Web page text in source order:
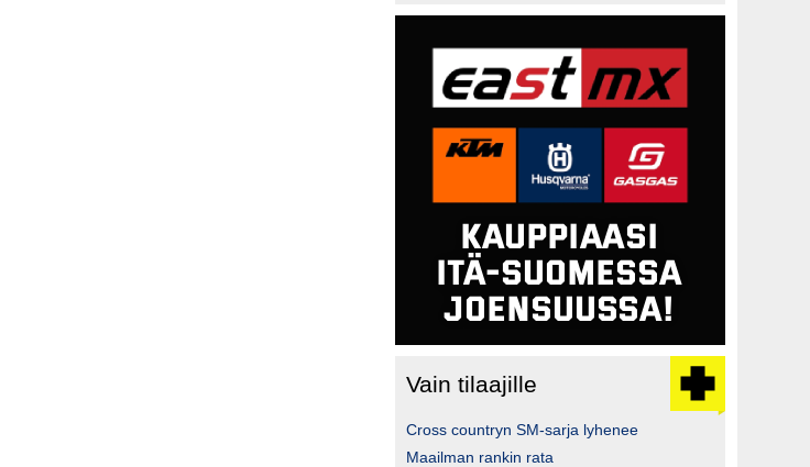
Vain tilaajille
Cross countryn SM-sarja lyhenee
Maailman rankin rata